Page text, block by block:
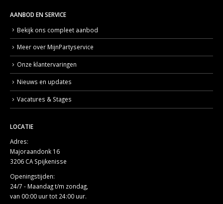
AANBOD EN SERVICE
Bekijk ons compleet aanbod
Meer over MijnPartyservice
Onze klantervaringen
Nieuws en updates
Vacatures & Stages
LOCATIE
Adres:
Majoraandonk 16
3206 CA Spijkenisse
Openingstijden:
24/7 - Maandag t/m zondag,
van 00:00 uur tot 24:00 uur.